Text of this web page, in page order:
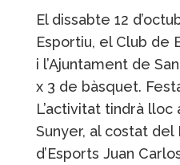
El dissabte 12
Esportiu, el Club de
i l’Ajuntament de
x 3 de bàsquet.
L’activitat tindrà
Sunyer, al costat del
d’Esports Juan